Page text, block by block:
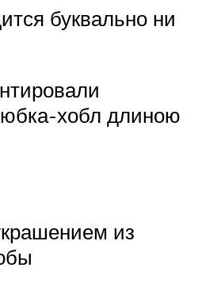
буквально ни
хобл длиною
из